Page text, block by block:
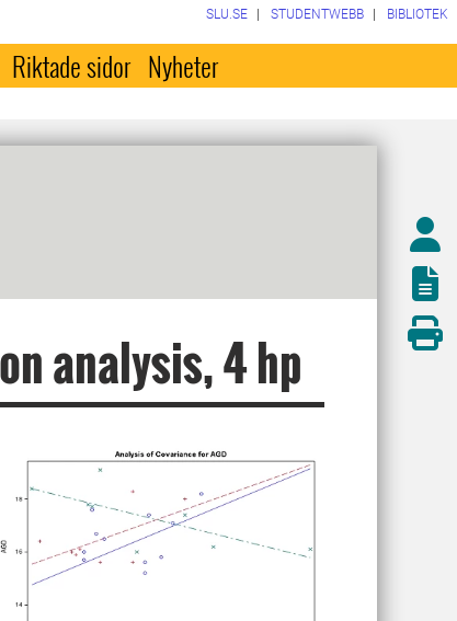
SLU.SE STUDENTWEBB BIBLIOTEK
Riktade sidor Nyheter
analysis, 4 hp